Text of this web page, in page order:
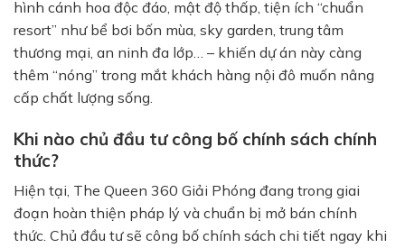
hình cánh hoa độc đáo, mật độ thấp, tiện ích “chuẩn
resort” như bể bơi bốn mùa, sky garden, trung tâm
thương mại, an ninh đa lớp… – khiến dự án này càng
thêm “nóng” trong mắt khách hàng nội đô muốn nâng
cấp chất lượng sống.
Khi nào chủ đầu tư công bố chính sách chính
thức?
Hiện tại, The Queen 360 Giải Phóng đang trong giai
đoạn hoàn thiện pháp lý và chuẩn bị mở bán chính
thức. Chủ đầu tư sẽ công bố chính sách chi tiết ngay khi